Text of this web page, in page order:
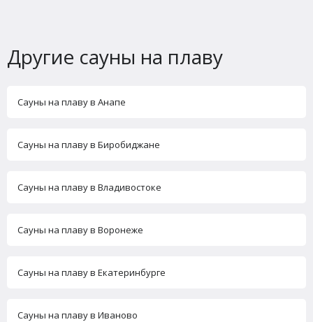
Другие сауны на плаву
Сауны на плаву в Анапе
Сауны на плаву в Биробиджане
Сауны на плаву в Владивостоке
Сауны на плаву в Воронеже
Сауны на плаву в Екатеринбурге
Сауны на плаву в Иваново